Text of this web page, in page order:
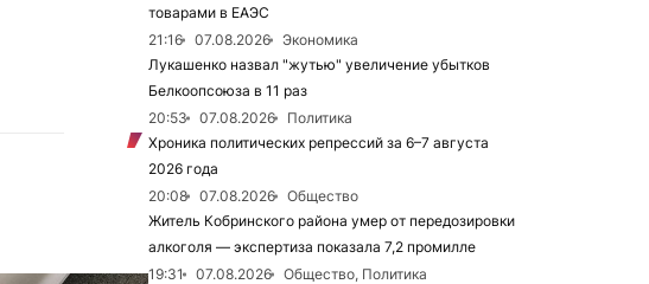
товарами в ЕАЭС
21:16
07.08.2026
Экономика
Лукашенко назвал "жутью" увеличение убытков
Белкоопсоюза в 11 раз
20:53
07.08.2026
Политика
Хроника политических репрессий за 6–7 августа
2026 года
20:08
07.08.2026
Общество
Житель Кобринского района умер от передозировки
алкоголя — экспертиза показала 7,2 промилле
19:31
07.08.2026
Общество, Политика